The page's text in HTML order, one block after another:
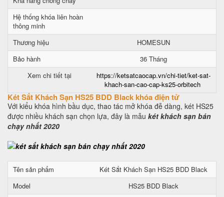
Hệ thống khóa liên hoàn
thông minh
Thương hiệu
HOMESUN
Bảo hành
36 Tháng
Xem chi tiết tại
https://ketsatcaocap.vn/chi-tiet/ket-sat-
khach-san-cao-cap-ks25-orbitech
Két Sắt Khách Sạn HS25 BDD Black khóa điện tử
Với kiểu khóa hình bầu dục, thao tác mở khóa đễ dàng, két HS25
được nhiều khách sạn chọn lựa, đây là mẫu két khách sạn bán
chạy nhất 2020
Tên sản phẩm
Két Sắt Khách Sạn HS25 BDD Black
Model
HS25 BDD Black